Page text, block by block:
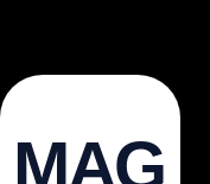
MAG